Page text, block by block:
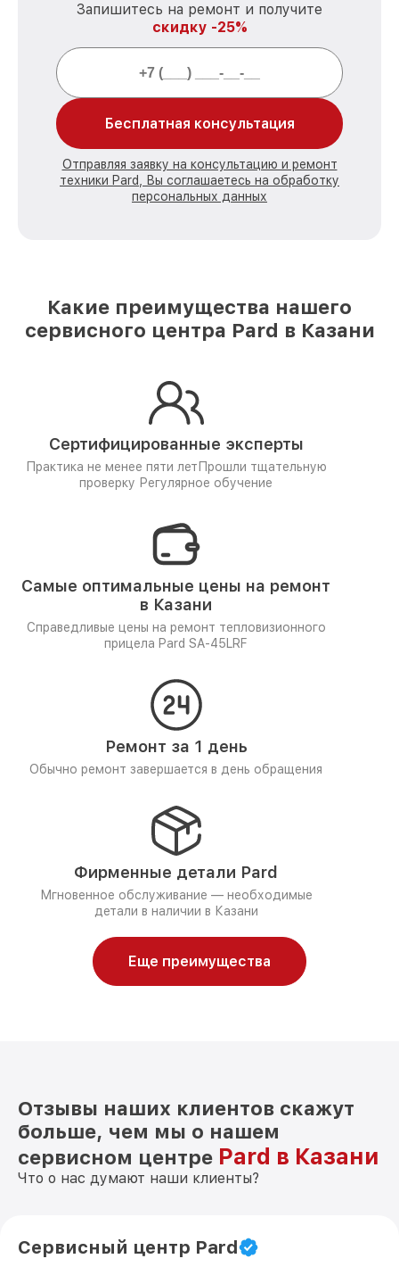
Запишитесь на ремонт и получите
скидку -25%
Бесплатная консультация
Отправляя заявку на консультацию и ремонт
техники Pard, Вы соглашаетесь на обработку
персональных данных
Какие преимущества нашего
сервисного центра Pard в Казани
Сертифицированные эксперты
Практика не менее пяти лет Прошли тщательную
проверку Регулярное обучение
Самые оптимальные цены на ремонт
в Казани
Справедливые цены на ремонт тепловизионного
прицела Pard SA-45LRF
Ремонт за 1 день
Обычно ремонт завершается в день обращения
Фирменные детали Pard
Мгновенное обслуживание — необходимые
детали в наличии в Казани
Еще преимущества
Отзывы наших клиентов скажут
больше, чем мы о нашем
сервисном центре Pard в Казани
Что о нас думают наши клиенты?
Сервисный центр Pard